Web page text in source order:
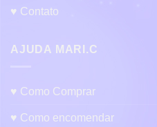
♥ Contato
AJUDA MARI.C
♥ Como Comprar
♥ Como encomendar